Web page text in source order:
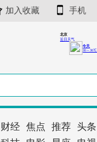
加入收藏 手机
财经 焦点 推荐
头条